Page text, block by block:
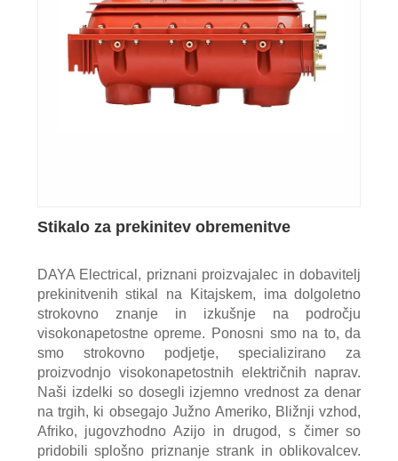
Stikalo za prekinitev obremenitve
DAYA Electrical, priznani proizvajalec in dobavitelj
prekinitvenih stikal na Kitajskem, ima dolgoletno
strokovno znanje in izkušnje na področju
visokonapetostne opreme. Ponosni smo na to, da
smo strokovno podjetje, specializirano za
proizvodnjo visokonapetostnih električnih naprav.
Naši izdelki so dosegli izjemno vrednost za denar
na trgih, ki obsegajo Južno Ameriko, Bližnji vzhod,
Afriko, jugovzhodno Azijo in drugod, s čimer so
pridobili splošno priznanje strank in oblikovalcev.